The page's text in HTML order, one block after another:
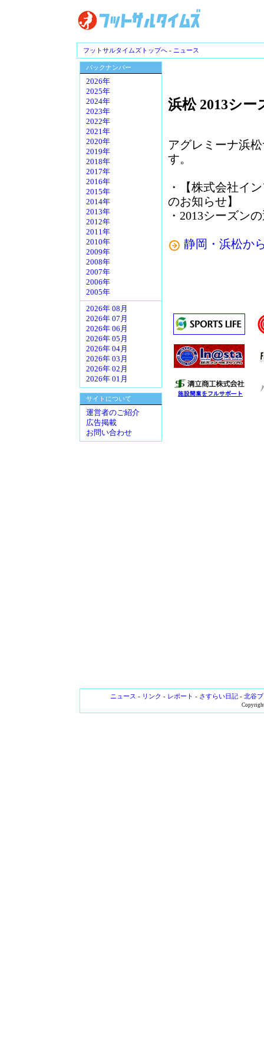
フットサルタイムズトップへ - ニュース
バックナンバー
2026年
2025年
2024年
2023年
2022年
2021年
2020年
2019年
2018年
2017年
2016年
2015年
2014年
2013年
2012年
2011年
2010年
2009年
2008年
2007年
2006年
2005年
2026年 08月
2026年 07月
2026年 06月
2026年 05月
2026年 04月
2026年 03月
2026年 02月
2026年 01月
サイトについて
運営者のご紹介
広告掲載
お問い合わせ
浜松 2013シ
アグレミーナ浜
す。
・【株式会社イ
のお知らせ】
・2013シーズン
静岡・浜松か
ニュース - リンク - レポート - さすらい日記- 北谷